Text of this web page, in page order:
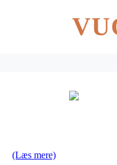
(Læs mere)